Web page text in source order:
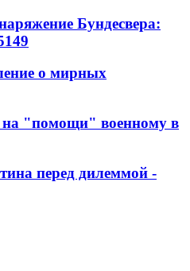
Бундесвера:
о мирных
"помощи" военному в
перед дилеммой -